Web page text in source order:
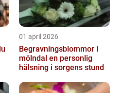
01 april 2026
Begravningsblommor i
mölndal en personlig
hälsning i sorgens stund